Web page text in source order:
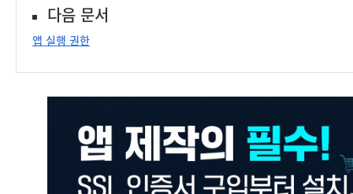
다음 문서
앱 실행 권한